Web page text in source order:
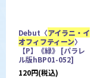
Debut〈アイラニ・イ
オフィフティーン〉
【P】《緑》 [パラレ
ル版hBP01-052]
120円(税込)